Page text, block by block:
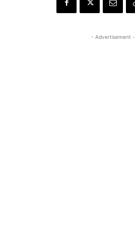
- Advertisement -